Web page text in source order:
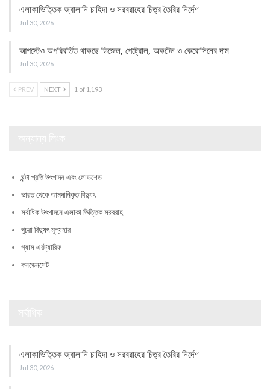
এলাকাভিত্তিক জ্বালানি চাহিদা ও সরবরাহের চিত্র তৈরির নির্দেশ
Jul 30, 2026
আগস্টেও অপরিবর্তিত থাকছে ডিজেল, পেট্রোল, অকটেন ও কেরোসিনের দাম
Jul 30, 2026
PREV NEXT 1 of 1,193
ঘন্টা প্রতি উৎপাদন এবং লোডশেড
ভারত থেকে আমদানিকৃত বিদ্যুৎ
সর্বাধিক উৎপাদনে এলাকা ভিত্তিক সরবরাহ
খুচরা বিদ্যুৎ মূল্যহার
গ্যাস এরট্যারিফ
কনডেনসেট
এলাকাভিত্তিক জ্বালানি চাহিদা ও সরবরাহের চিত্র তৈরির নির্দেশ
Jul 30, 2026